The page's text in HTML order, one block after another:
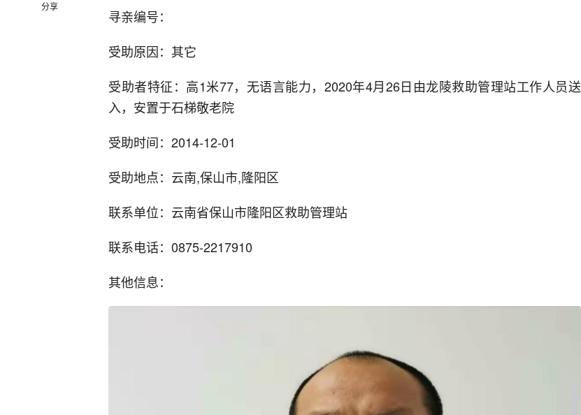
分享
寻亲编号：
受助原因：其它
受助者特征：高1米77，无语言能力，2020年4月26日由龙陵救助管理站工作人员送
入，安置于石梯敬老院
受助时间：2014-12-01
受助地点：云南,保山市,隆阳区
联系单位：云南省保山市隆阳区救助管理站
联系电话：0875-2217910
其他信息：